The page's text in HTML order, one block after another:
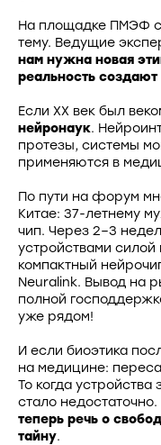
На площадке ПМЭФ
тему. Ведущие
нам нужна новая
реальность создают
Если XX век был
нейронаук.
протезы, системы
применяются в
По пути на форум
Китае: 37-летнему
чип. Через 2–3
устройствами
компактный
Neuralink. Вывод на
полной
уже рядом!
И если биоэтика
на медицине:
То когда
стало недостаточно.
теперь речь о
тайну.